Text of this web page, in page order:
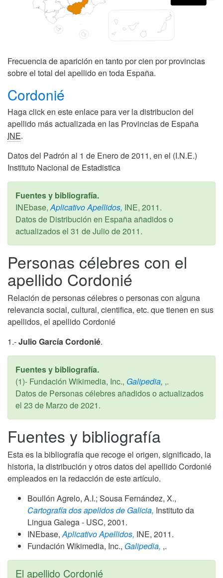
Frecuencia de aparición en tanto por cien por provincias
sobre el total del apellido en toda España.
Cordonié
Haga click en este enlace para ver la distribucion del
apellido más actualizada en las Provincias de España
INE.
Datos del Padrón al 1 de Enero de 2011, en el (I.N.E.)
Instituto Nacional de Estadistica
Fuentes y bibliografía.
INEbase, Aplicativo Apellidos, INE, 2011.
Datos de Distribución en España añadidos o
actualizados el 31 de Julio de 2011.
Personas célebres con el
apellido Cordonié
Relación de personas célebres o personas con alguna
relevancia social, cultural, cientifica, etc. que tienen en sus
apellidos, el apellido Cordonié
1.-Julio García Cordonié.
Fuentes y bibliografía.
(1)- Fundación Wikimedia, Inc., Galipedia, ,.
Datos de Personas célebres añadidos o actualizados
el 23 de Marzo de 2021.
Fuentes y bibliografía
Esta es la bibliografía que recoge el origen, significado, la
historia, la distribución y otros datos del apellido Cordonié
empleados en la redacción de este artículo.
Boullón Agrelo, A.I.; Sousa Fernández, X.,
Cartografía dos apelidos de Galicia, Instituto da
Lingua Galega - USC, 2001.
INEbase, Aplicativo Apellidos, INE, 2011.
Fundación Wikimedia, Inc., Galipedia, ,.
El apellido Cordonié